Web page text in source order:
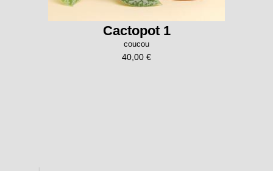
Cactopot 1
coucou
40,00 €